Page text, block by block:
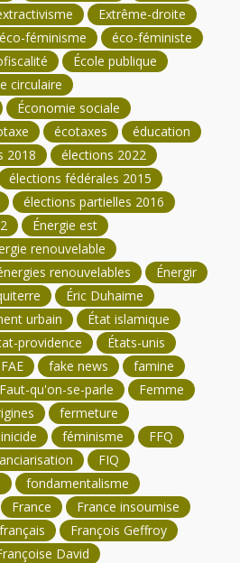
Extrême-droite
éco-féminisme
éco-féministe
École publique
circulaire
Économie sociale
écotaxes
éducation
2018
élections 2022
élections fédérales 2015
élections partielles 2016
Énergie est
renouvelable
renouvelables
Énergir
Éric Duhaime
urbain
État islamique
providence
États-unis
FAE fake news
famine
Faut-qu'on-se-parle
Femme
fermeture
féminisme
FFQ
FIQ
fondamentalisme
France
France insoumise
français
François Geffroy
David